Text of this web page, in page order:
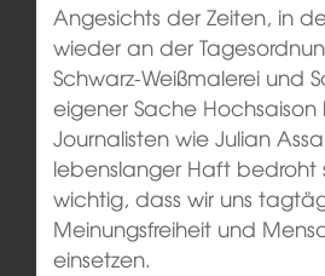
Angesichts der Zeiten, in
wieder an der
Schwarz-Weißmalerei und
eigener Sache
Journalisten wie Julian
lebenslanger Haft bedroht
wichtig, dass wir uns
Meinungsfreiheit und
einsetzen.